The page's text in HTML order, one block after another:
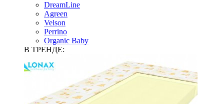
DreamLine
Agreen
Velson
Perrino
Organic Baby
В ТРЕНДЕ: